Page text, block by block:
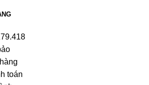
toán